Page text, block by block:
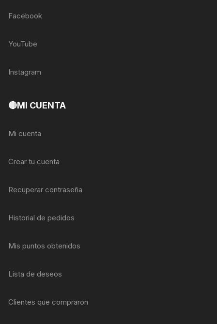
Facebook
YouTube
Instagram
🔴MI CUENTA
Mi cuenta
Crear tu cuenta
Recuperar contraseña
Historial de pedidos
Mis puntos obtenidos
Lista de deseos
Clientes que compraron